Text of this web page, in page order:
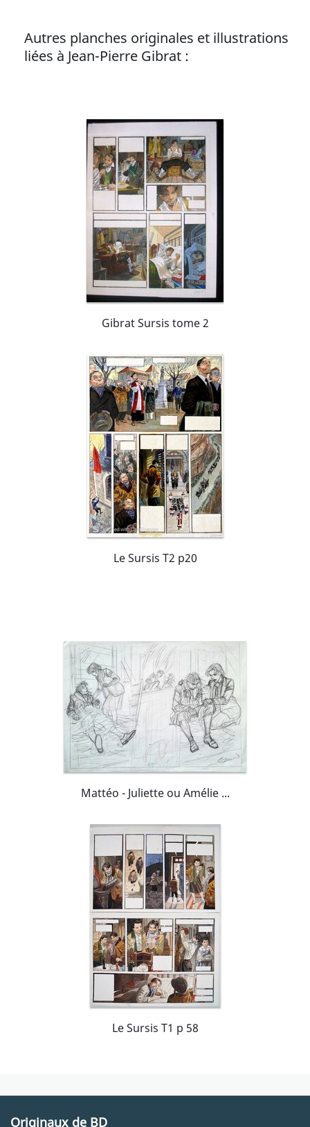
Autres planches originales et illustrations
liées à Jean-Pierre Gibrat :
Gibrat Sursis tome 2
Le Sursis T2 p20
Mattéo - Juliette ou Amélie ...
Le Sursis T1 p 58
Originaux de BD